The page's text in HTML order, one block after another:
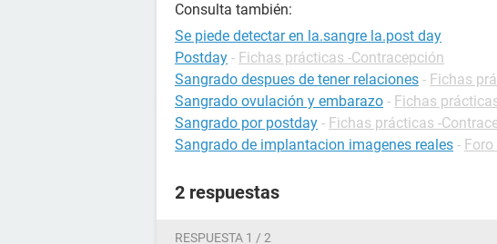
Consulta también:
Se piede detectar en la.sangre la.post day
Postday - Fichas prácticas -Contracepción
Sangrado despues de tener relaciones - Fichas
Sangrado ovulación y embarazo - Fichas
Sangrado por postday - Fichas prácticas -
Sangrado de implantacion imagenes reales -
2 respuestas
RESPUESTA 1 / 2